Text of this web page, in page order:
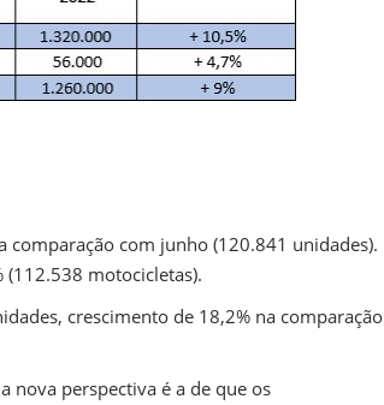
comparação com junho (120.841 unidades).
(112.538 motocicletas).
crescimento de 18,2% na comparação
nova perspectiva é a de que os